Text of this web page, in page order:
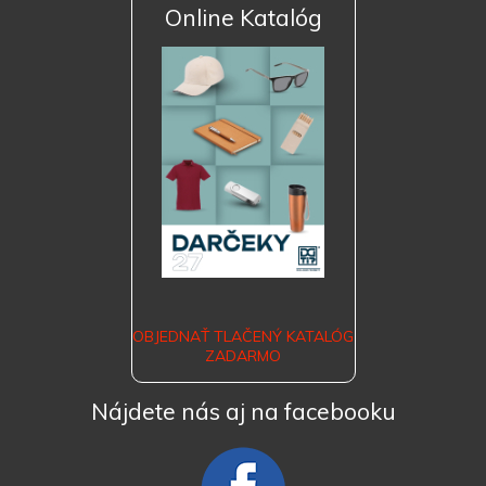
Online Katalóg
OBJEDNAŤ TLAČENÝ KATALÓG
ZADARMO
Nájdete nás aj na facebooku